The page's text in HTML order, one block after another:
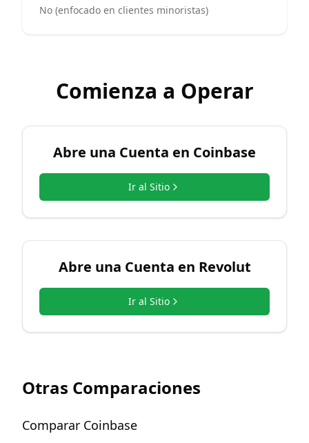
No (enfocado en clientes minoristas)
Comienza a Operar
Abre una Cuenta en Coinbase
Ir al Sitio
Abre una Cuenta en Revolut
Ir al Sitio
Otras Comparaciones
Comparar Coinbase